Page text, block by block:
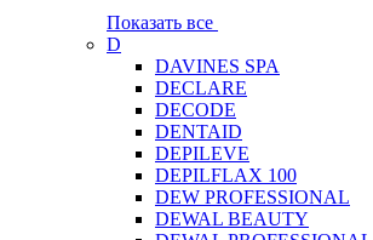
Показать все
D
DAVINES SPA
DECLARE
DECODE
DENTAID
DEPILEVE
DEPILFLAX 100
DEW PROFESSIONAL
DEWAL BEAUTY